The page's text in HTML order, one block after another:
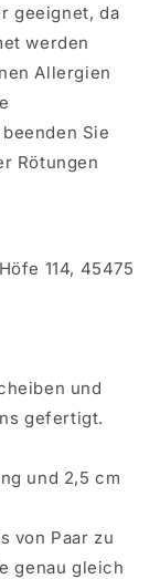
geeignet, da
werden
Allergien
Sie
Rötungen
114, 45475
und
gefertigt.
und 2,5 cm
von Paar zu
genau gleich